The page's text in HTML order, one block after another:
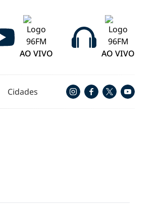
AO VIVO
AO VIVO
Cidades